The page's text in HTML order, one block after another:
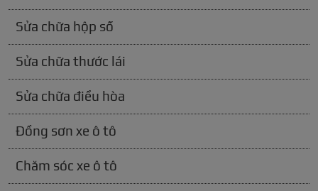
Sửa chữa hộp số
Sửa chữa thước lái
Sửa chữa điều hòa
Đồng sơn xe ô tô
Chăm sóc xe ô tô